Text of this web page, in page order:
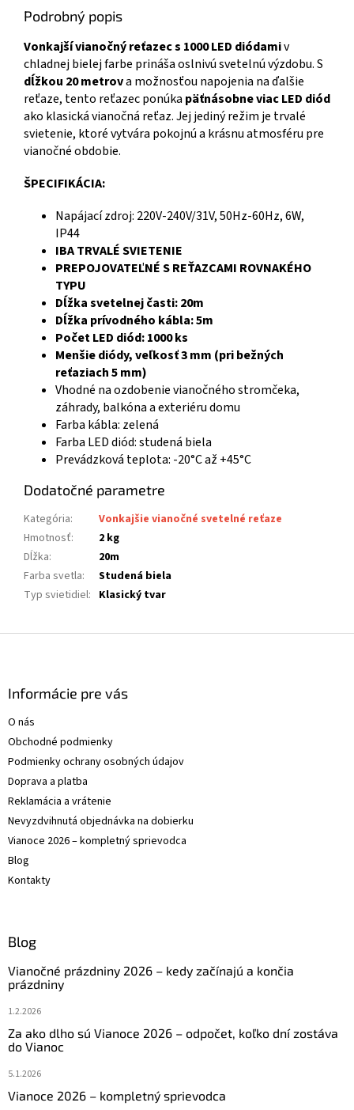
Podrobný popis
Vonkajší vianočný reťazec s 1000 LED diódamiv
chladnej bielej farbe prináša oslnivú svetelnú výzdobu. S
dĺžkou 20 metrova možnosťou napojenia na ďalšie
reťaze, tento reťazec ponúka päťnásobne viac LED diód
ako klasická vianočná reťaz. Jej jediný režim je trvalé
svietenie, ktoré vytvára pokojnú a krásnu atmosféru pre
vianočné obdobie.
ŠPECIFIKÁCIA:
Napájací zdroj: 220V-240V/31V, 50Hz-60Hz, 6W,
IP44
IBA TRVALÉ SVIETENIE
PREPOJOVATEĽNÉ S REŤAZCAMI ROVNAKÉHO
TYPU
Dĺžka svetelnej časti: 20m
Dĺžka prívodného kábla: 5m
Počet LED diód: 1000 ks
Menšie diódy, veľkosť 3 mm (pri bežných
reťaziach 5 mm)
Vhodné na ozdobenie vianočného stromčeka,
záhrady, balkóna a exteriéru domu
Farba kábla: zelená
Farba LED diód: studená biela
Prevádzková teplota: -20°C až +45°C
Dodatočné parametre
Kategória:
Vonkajšie vianočné svetelné reťaze
Hmotnosť:
2 kg
Dĺžka:
20m
Farba svetla:
Studená biela
Typ svietidiel: Klasický tvar
Informácie pre vás
O nás
Obchodné podmienky
Podmienky ochrany osobných údajov
Doprava a platba
Reklamácia a vrátenie
Nevyzdvihnutá objednávka na dobierku
Vianoce 2026 – kompletný sprievodca
Blog
Kontakty
Blog
Vianočné prázdniny 2026 – kedy začínajú a končia
prázdniny
1.2.2026
Za ako dlho sú Vianoce 2026 – odpočet, koľko dní zostáva
do Vianoc
5.1.2026
Vianoce 2026 – kompletný sprievodca